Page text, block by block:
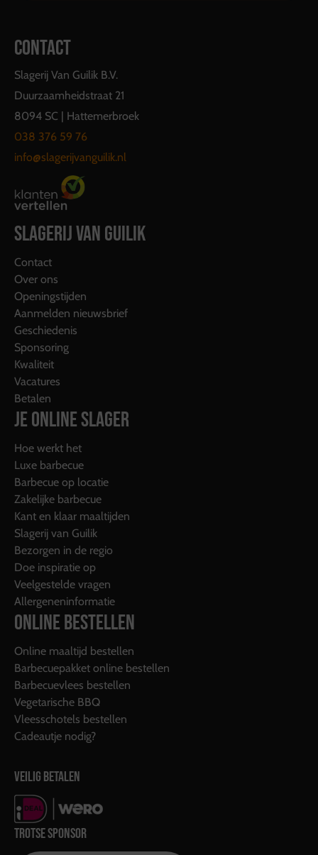
CONTACT
Slagerij Van Guilik B.V.
Duurzaamheidstraat 21
8094 SC | Hattemerbroek
038 376 59 76
info@slagerijvanguilik.nl
SLAGERIJ VAN GUILIK
Contact
Over ons
Openingstijden
Aanmelden nieuwsbrief
Geschiedenis
Sponsoring
Kwaliteit
Vacatures
Betalen
JE ONLINE SLAGER
Hoe werkt het
Luxe barbecue
Barbecue op locatie
Zakelijke barbecue
Kant en klaar maaltijden
Slagerij van Guilik
Bezorgen in de regio
Doe inspiratie op
Veelgestelde vragen
Allergeneninformatie
ONLINE BESTELLEN
Online maaltijd bestellen
Barbecuepakket online bestellen
Barbecuevlees bestellen
Vegetarische BBQ
Vleesschotels bestellen
Cadeautje nodig?
VEILIG BETALEN
TROTSE SPONSOR